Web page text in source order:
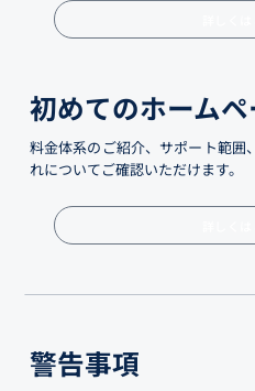
初めてのホーム
料金体系のご紹介、サポート範囲
れについてご確認いただけます。
警告事項